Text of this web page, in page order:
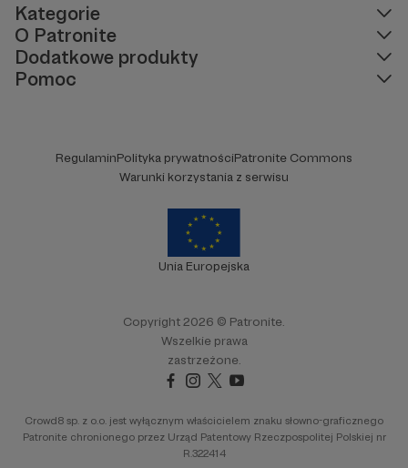
Kategorie
O Patronite
Dodatkowe produkty
Pomoc
RegulaminPolityka prywatnościPatronite Commons
Warunki korzystania z serwisu
Unia Europejska
Copyright 2026 © Patronite.
Wszelkie prawa
zastrzeżone.
Crowd8 sp. z o.o. jest wyłącznym właścicielem znaku słowno-graficznego
Patronite chronionego przez Urząd Patentowy Rzeczpospolitej Polskiej nr
R.322414